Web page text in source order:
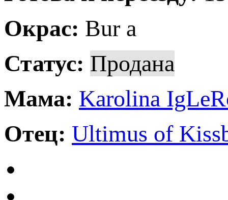
Окрас: Bur a
Статус: Продана
Мама: Karolina
Отец: Ultimus of